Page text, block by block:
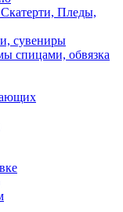
Пледы,
сувениры
спицами, обвязка